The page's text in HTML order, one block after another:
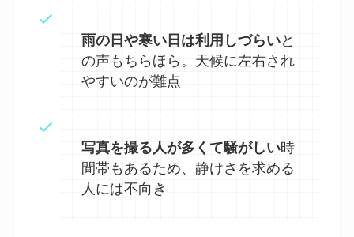
雨の日や寒い日は利用しづらいと
の声もちらほら。天候に左右され
やすいのが難点
写真を撮る人が多くて騒がしい時
間帯もあるため、静けさを求める
人には不向き